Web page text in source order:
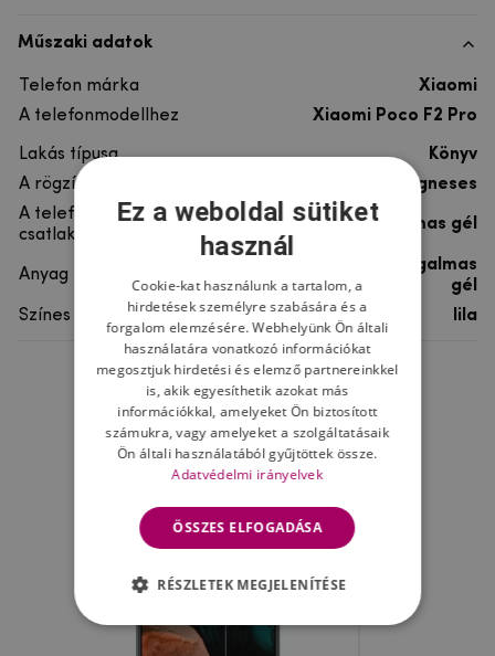
Műszaki adatok
Telefon márka
Xiaomi
A telefonmodellhez
Xiaomi Poco F2 Pro
Lakás típusa
Könyv
A rögzítés típusa
Mágneses
A telefon
csatlakoztatása
rugalmas gél
Anyag
szintetikus bőr, rugalmas
gél
Színes
lila
Ne felejtsd el
Ez a weboldal sütiket
használ
Cookie-kat használunk a tartalom, a
hirdetések személyre szabására és a
forgalom elemzésére. Webhelyünk Ön általi
használatára vonatkozó információkat
megosztjuk hirdetési és elemző partnereinkkel
is, akik egyesíthetik azokat más
információkkal, amelyeket Ön biztosított
számukra, vagy amelyeket a szolgáltatásaik
Ön általi használatából gyűjtöttek össze.
Adatvédelmi irányelvek
ÖSSZES ELFOGADÁSA
RÉSZLETEK MEGJELENÍTÉSE